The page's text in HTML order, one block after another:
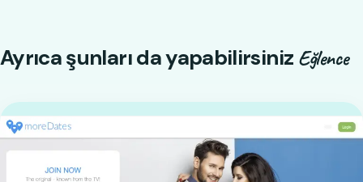
Ayrıca şunları da yapabilirsiniz Eğlence